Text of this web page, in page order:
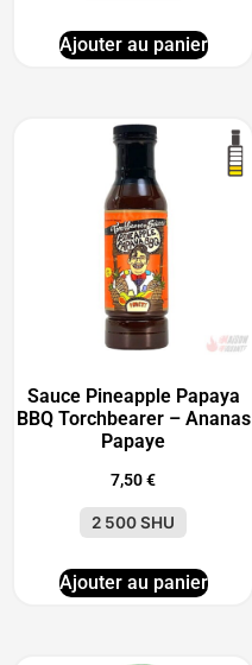
Ajouter au panier
Sauce Pineapple Papaya
BBQ Torchbearer – Ananas
Papaye
7,50€
2 500 SHU
Ajouter au panier